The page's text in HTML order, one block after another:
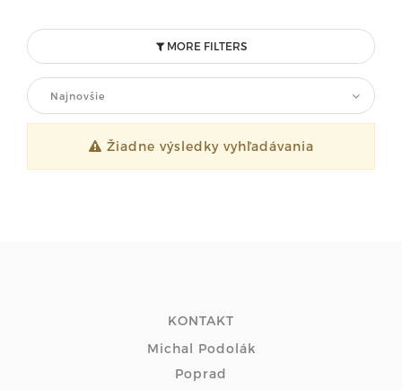
MORE FILTERS
Najnovšie
Žiadne výsledky vyhľadávania
KONTAKT
Michal Podolák
Poprad